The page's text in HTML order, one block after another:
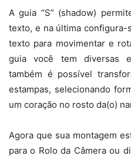
A guia “S” (shadow)
texto, e na última
texto para movimentar e
guia você tem diversas
também é possível
estampas, selecionando
um coração no rosto da(o)
Agora que sua montagem
para o Rolo da Câmera ou